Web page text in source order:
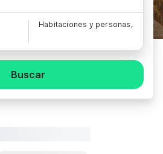
Habitaciones y personas,
Buscar